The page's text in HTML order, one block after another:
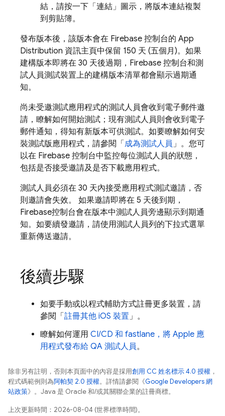
結，請按一下「連結」 圖示，將版本連結複製
到剪貼簿。
發布版本後，該版本會在 Firebase 控制台的 App
Distribution 資訊主頁中保留 150 天 (五個月)。如果
建構版本即將在 30 天後過期， Firebase 控制台和測
試人員測試裝置上的建構版本清單都會顯示過期通
知。
尚未受邀測試應用程式的測試人員會收到電子郵件邀
請，瞭解如何開始測試；現有測試人員則會收到電子
郵件通知，得知有新版本可供測試。如要瞭解如何安
裝測試版應用程式，請參閱「 成為測試人員」。您可
以在 Firebase 控制台中監控每位測試人員的狀態，
包括是否接受邀請及是否下載應用程式。
測試人員必須在 30 天內接受應用程式測試邀請，否
則邀請會失效。 如果邀請即將在 5 天後到期，
Firebase控制台會在版本中測試人員旁邊顯示到期通
知。如要續發邀請，請使用測試人員列的下拉式選單
重新傳送邀請。
後續步驟
如要手動或以程式輔助方式註冊更多裝置，請
參閱「 註冊其他 iOS 裝置」。
瞭解如何運用 CI/CD 和 fastlane，將 Apple 應
用程式發布給 QA 測試人員。
除非另有註明，否則本頁面中的內容是採用創用 CC 姓名標示 4.0 授權 ，
程式碼範例則為阿帕契 2.0 授權。詳情請參閱《Google Developers 網
站政策》。Java 是 Oracle 和/或其關聯企業的註冊商標。
上次更新時間：2026-08-04 (世界標準時間)。